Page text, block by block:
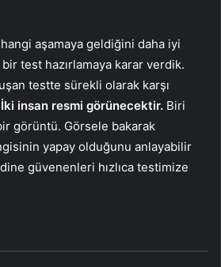
aşamaya geldiğini daha iyi
test hazırlamaya karar verdik.
testte sürekli olarak karşı
İki insan resmi görünecektir. Biri
görüntü. Görsele bakarak
yapay olduğunu anlayabilir
güvenenleri hızlıca testimize